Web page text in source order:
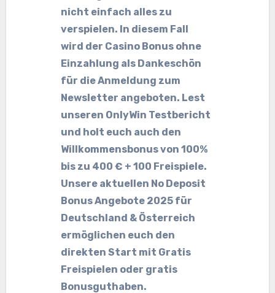
nicht einfach alles zu
verspielen. In diesem Fall
wird der Casino Bonus ohne
Einzahlung als Dankeschön
für die Anmeldung zum
Newsletter angeboten. Lest
unseren OnlyWin Testbericht
und holt euch auch den
Willkommensbonus von 100%
bis zu 400 € + 100 Freispiele.
Unsere aktuellen No Deposit
Bonus Angebote 2025 für
Deutschland & Österreich
ermöglichen euch den
direkten Start mit Gratis
Freispielen oder gratis
Bonusguthaben.